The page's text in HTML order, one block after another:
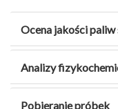
Ocena jakości paliw
Analizy
Pobieranie próbek